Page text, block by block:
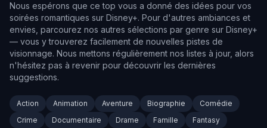
Nous espérons que ce top vous a donné des idées pour vos
soirées romantiques sur Disney+. Pour d'autres ambiances et
envies, parcourez nos autres sélections par genre sur Disney+
— vous y trouverez facilement de nouvelles pistes de
visionnage. Nous mettons régulièrement nos listes à jour, alors
n'hésitez pas à revenir pour découvrir les dernières
suggestions.
Action Animation Aventure Biographie
Comédie
Crime
Documentaire Drame Famille
Fantasy